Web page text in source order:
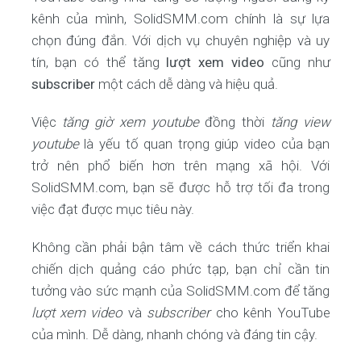
kênh của mình, SolidSMM.com chính là sự lựa
chọn đúng đắn. Với dịch vụ chuyên nghiệp và uy
tín, bạn có thể tăng lượt xem video cũng như
subscribermột cách dễ dàng và hiệu quả.
Việc tăng giờ xem youtubeđồng thời tăng view
youtubelà yếu tố quan trọng giúp video của bạn
trở nên phổ biến hơn trên mạng xã hội. Với
SolidSMM.com, bạn sẽ được hỗ trợ tối đa trong
việc đạt được mục tiêu này.
Không cần phải bận tâm về cách thức triển khai
chiến dịch quảng cáo phức tạp, bạn chỉ cần tin
tưởng vào sức mạnh của SolidSMM.com để tăng
lượt xem video và subscribercho kênh YouTube
của mình. Dễ dàng, nhanh chóng và đáng tin cậy.